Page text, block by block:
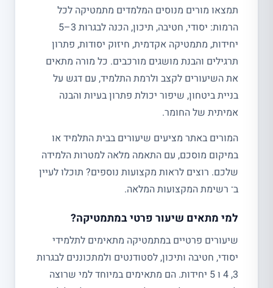
תמצאו מורים מנוסים המלמדים מתמטיקה לכל
הרמות: יסודי, חטיבה, תיכון, הכנה לבגרות 3–5
יחידות, מתמטיקה אקדמית, חיזוק יסודות, פתרון
תרגילים והבנת מושגים מורכבים. כל מורה מתאים
את השיעורים לקצב ולרמת התלמיד, עם דגש על
בניית ביטחון, שיפור יכולת פתרון בעיות והבנה
אמיתית של החומר.
המורים באתר מציעים שיעורים בבית התלמיד או
במיקום מוסכם, עם התאמה מלאה למטרות הלמידה
שלכם. רוצים לראות מקצועות נוספים? תוכלו לעיין
ב־ רשימת המקצועות המלאה.
למי מתאים שיעור פרטי במתמטיקה?
שיעורים פרטיים במתמטיקה מתאימים לתלמידי
יסודי, חטיבה ותיכון, לסטודנטים ולמתכוננים לבגרות
3, 4 ו 5 יחידות. הם מתאימים במיוחד למי שרוצה